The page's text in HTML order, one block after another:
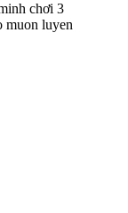
chơi 3
muon luyen